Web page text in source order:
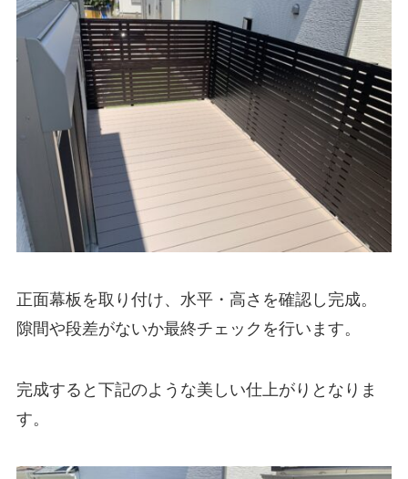
正面幕板を取り付け、水平・高さを確認し完成。
隙間や段差がないか最終チェックを行います。
完成すると下記のような美しい仕上がりとなりま
す。